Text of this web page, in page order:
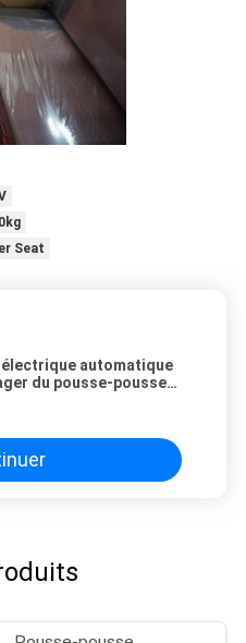
Seat
automatique
du pousse-pousse